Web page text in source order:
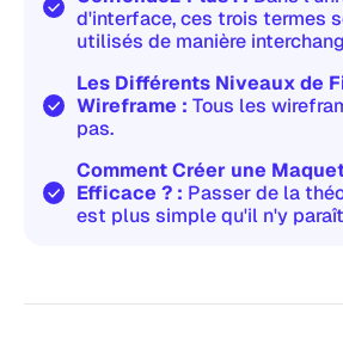
d'interface, ces trois termes
utilisés de manière
Les Différents Niveaux de
Wireframe : Tous les
pas.
Comment Créer une
Efficace ? : Passer de la
est plus simple qu'il n'y